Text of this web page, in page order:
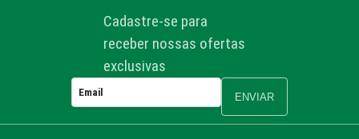
Cadastre-se para
receber nossas ofertas
exclusivas
ENVIAR